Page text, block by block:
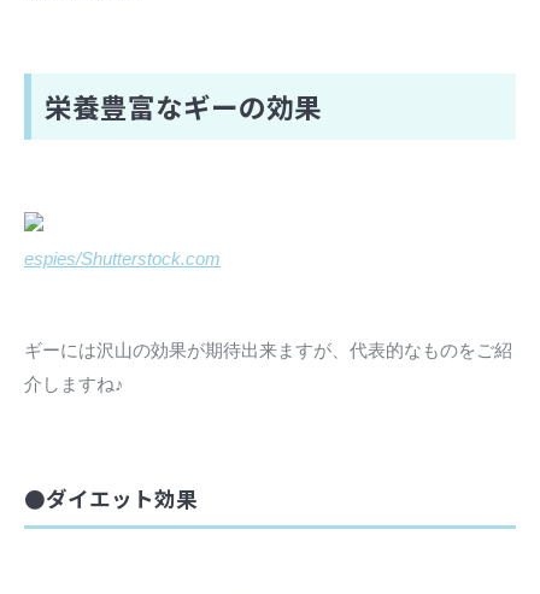
栄養豊富なギーの効果
espies/Shutterstock.com
ギーには沢山の効果が期待出来ますが、代表的なものをご紹
介しますね♪
●ダイエット効果